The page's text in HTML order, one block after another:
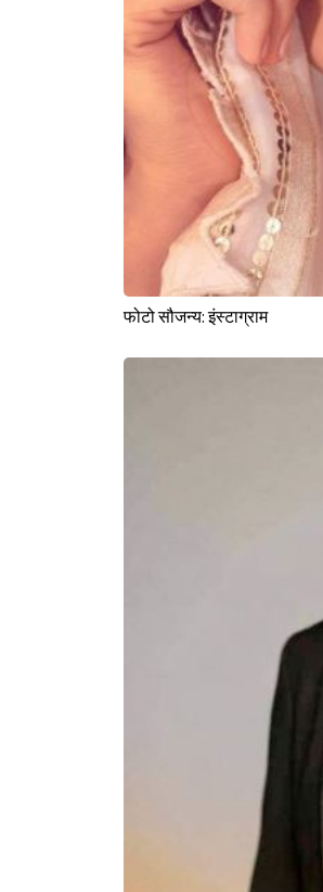
फोटो सौजन्य: इंस्टाग्राम